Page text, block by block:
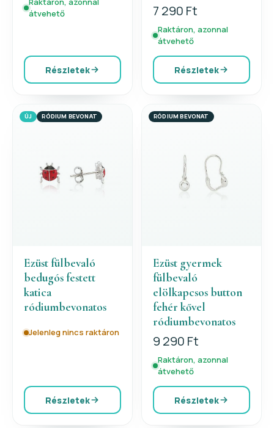
átvehető
Részletek
7 290 Ft
Raktáron, azonnal
átvehető
Részletek
ÚJ RÓDIUM BEVONAT
Ezüst fülbevaló
bedugós festett
katica
ródiumbevonatos
Jelenleg nincs raktáron
Részletek
RÓDIUM BEVONAT
Ezüst gyermek
fülbevaló
elölkapcsos button
fehér kővel
ródiumbevonatos
9 290 Ft
Raktáron, azonnal
átvehető
Részletek